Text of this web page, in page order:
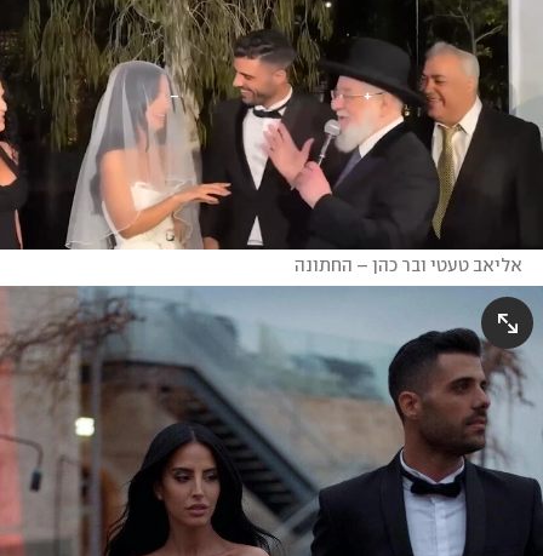
אליאב טעטי ובר כהן – החתונה